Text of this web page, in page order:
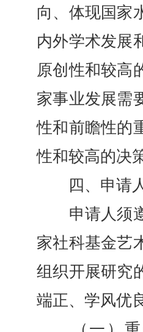
向、体现国家
内外学术发展
原创性和较高
家事业发展需
性和前瞻性的
性和较高的决
四、申请
申请人须遵
家社科基金艺
组织开展研究
端正、学风优